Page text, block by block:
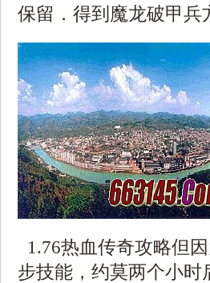
保留．得到魔龙破甲兵
1.76热血传奇攻略但
步技能，约莫两个小